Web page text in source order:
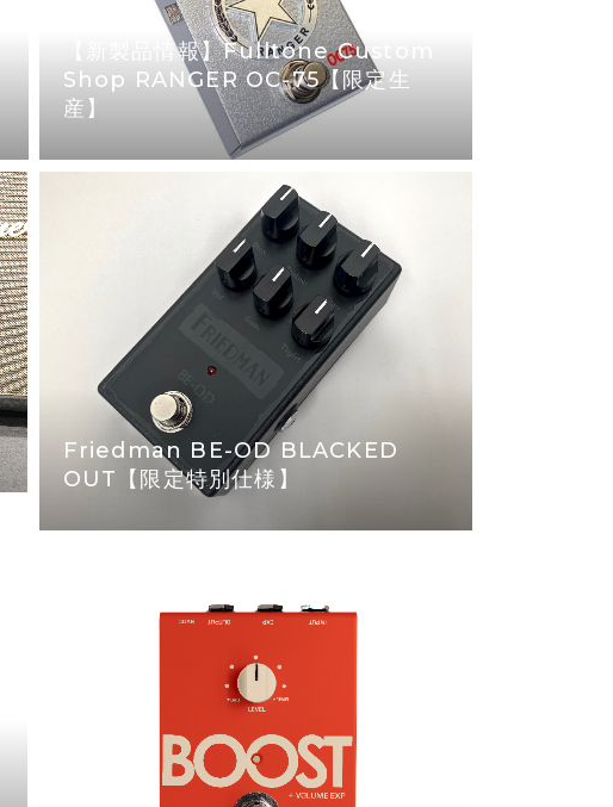
【新製品情報】Fulltone Custom
Shop RANGER OC-75【限定生
産】
Friedman BE-OD BLACKED
OUT【限定特別仕様】